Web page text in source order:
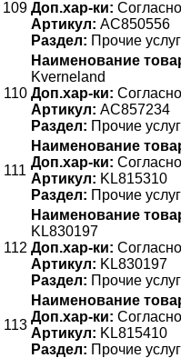
109 Доп.хар-ки:
Артикул: AC850556
Раздел: Прочие
110
Наименование
Kverneland
Доп.хар-ки:
Артикул: AC857234
Раздел: Прочие
111
Наименование
Доп.хар-ки:
Артикул: KL815310
Раздел: Прочие
112
Наименование
KL830197
Доп.хар-ки:
Артикул: KL830197
Раздел: Прочие
113
Наименование
Доп.хар-ки:
Артикул: KL815410
Раздел: Прочие